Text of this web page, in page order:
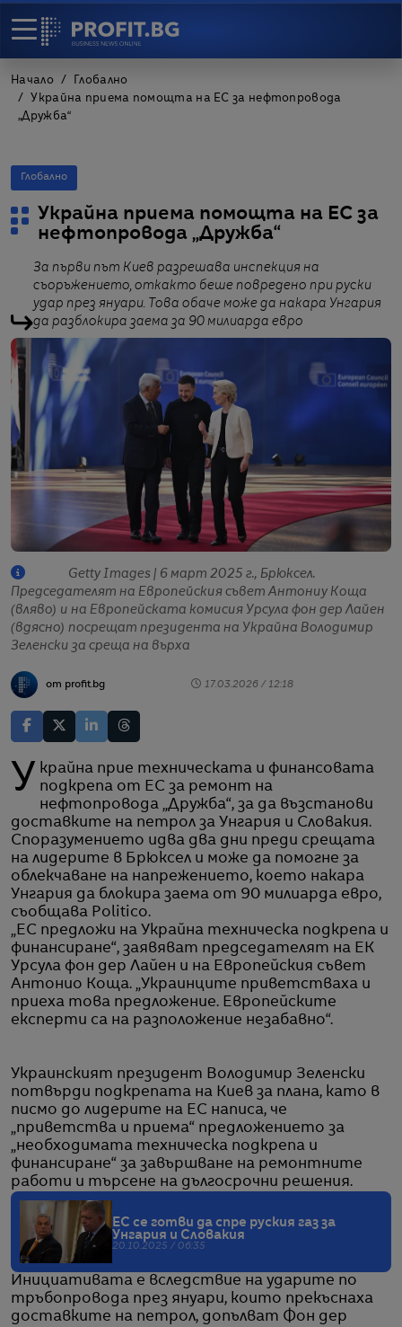
Начало
Глобално
Украйна приема помощта на ЕС за нефтопровода
„Дружба“
Глобално
Украйна приема помощта на ЕС за
нефтопровода „Дружба“
За първи път Киев разрешава инспекция на
съоръжението, откакто беше повредено при руски
удар през януари. Това обаче може да накара Унгария
да разблокира заемa за 90 милиарда евро
Getty Images | 6 март 2025 г., Брюксел.
Председателят на Европейския съвет Антониу Коща
(вляво) и на Европейската комисия Урсула фон дер Лайен
(вдясно) посрещат президента на Украйна Володимир
Зеленски за среща на върха
от profit.bg 17.03.2026 / 12:18
Украйна прие техническата и финансовата подкрепа от ЕС за ремонт на
нефтопровода „Дружба“, за да възстанови
доставките на петрол за Унгария и Словакия.
Споразумението идва два дни преди срещата
на лидерите в Брюксел и може да помогне за
облекчаване на напрежението, което накара
Унгария да блокира заема от 90 милиарда евро,
съобщава Politico.
„ЕС предложи на Украйна техническа подкрепа и
финансиране“, заявяват председателят на ЕК
Урсула фон дер Лайен и на Европейския съвет
Антонио Коща. „Украинците приветстваха и
приеха това предложение. Европейските
експерти са на разположение незабавно“.
Украинският президент Володимир Зеленски
потвърди подкрепата на Киев за плана, като в
писмо до лидерите на ЕС написа, че
„приветства и приема“ предложението за
„необходимата техническа подкрепа и
финансиране“ за завършване на ремонтните
работи и търсене на дългосрочни решения.
ЕС се готви да спре руския газ за
Унгария и Словакия
20.10.2025 / 06:35
Инициативата е вследствие на ударите по
тръбопровода през януари, които прекъснаха
доставките на петрол, допълват Фон дер